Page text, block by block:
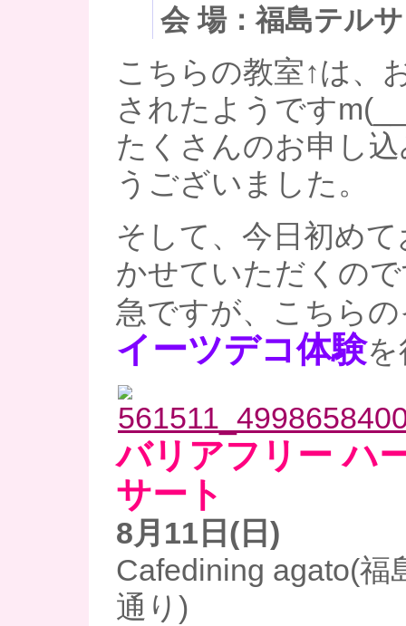
会 場：福島テル
こちらの教室↑は、
されたようです
たくさんのお申し
うございました。
そして、今日初め
かせていただくの
急ですが、こちら
イーツデコ体験を
バリアフリー ハ
サート
8月11日(日)
Cafedining agato(福
通り)